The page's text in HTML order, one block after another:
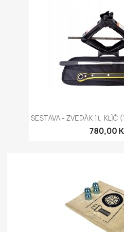
SESTAVA - ZVEDÁK 1t, KLÍČ
780,00